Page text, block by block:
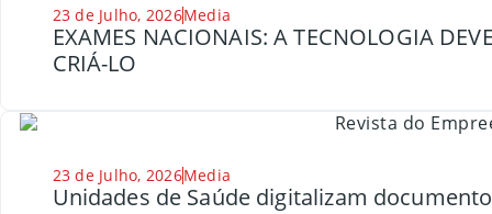
23 de Julho, 2026Media
EXAMES NACIONAIS: A TECNOLOGIA
CRIÁ-LO
23 de Julho, 2026Media
Unidades de Saúde digitalizam